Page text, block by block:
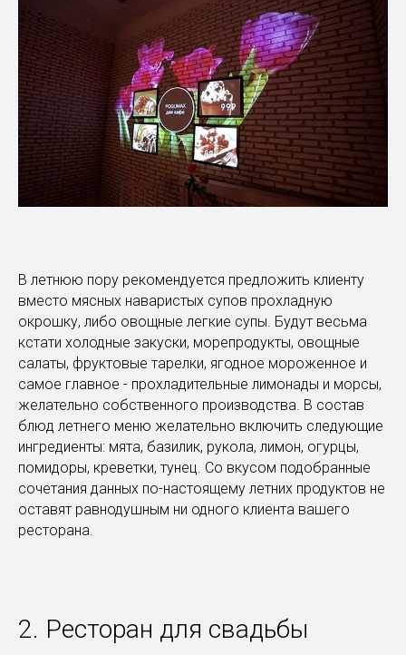
В летнюю пору рекомендуется предложить клиенту
вместо мясных наваристых супов прохладную
окрошку, либо овощные легкие супы. Будут весьма
кстати холодные закуски, морепродукты, овощные
салаты, фруктовые тарелки, ягодное мороженное и
самое главное - прохладительные лимонады и морсы,
желательно собственного производства. В состав
блюд летнего меню желательно включить следующие
ингредиенты: мята, базилик, рукола, лимон, огурцы,
помидоры, креветки, тунец. Со вкусом подобранные
сочетания данных по-настоящему летних продуктов не
оставят равнодушным ни одного клиента вашего
ресторана.
2. Ресторан для свадьбы